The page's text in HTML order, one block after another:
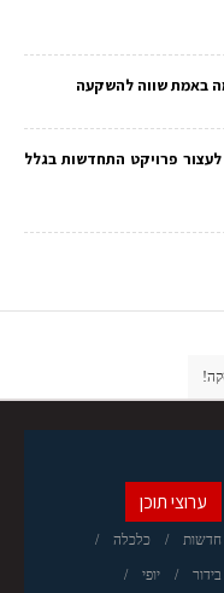
באמת שווה להשקעה
פרויקט התחדשות בגלל
ערוצי תוכן
חדשות כלכלה
בידור יופי